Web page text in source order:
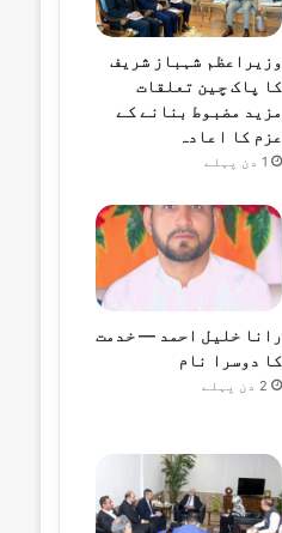
وزیراعظم شہباز شریف
کا پاک چین تعلقات
مزید مضبوط بنانے کے
عزم کا اعادہ
1 دن پہلے
رانا خلیل احمد — خدمت
کا دوسرا نام
2 دن پہلے